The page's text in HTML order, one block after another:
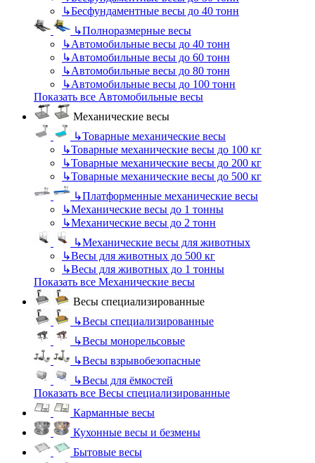
↳Бесфундаментные весы до 40 тонн
↳Полноразмерные весы
↳Автомобильные весы до 40 тонн
↳Автомобильные весы до 60 тонн
↳Автомобильные весы до 80 тонн
↳Автомобильные весы до 100 тонн
Показать все Автомобильные весы
Механические весы
↳Товарные механические весы
↳Товарные механические весы до 100 кг
↳Товарные механические весы до 200 кг
↳Товарные механические весы до 500 кг
↳Платформенные механические весы
↳Механические весы до 1 тонны
↳Механические весы до 2 тонн
↳Механические весы для животных
↳Весы для животных до 500 кг
↳Весы для животных до 1 тонны
Показать все Механические весы
Весы специализированные
↳Весы специализированные
↳Весы монорельсовые
↳Весы взрывобезопасные
↳Весы для ёмкостей
Показать все Весы специализированные
Карманные весы
Кухонные весы и безмены
Бытовые весы